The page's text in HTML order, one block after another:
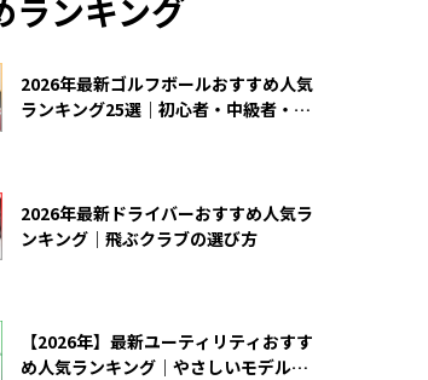
ランキング
2026年最新ゴルフボールおすすめ人気
ランキング25選｜初心者・中級者・上
2026年最新ドライバーおすすめ人気ラ
ンキング｜飛ぶクラブの選び方
【2026年】最新ユーティリティおすす
め人気ランキング｜やさしいモデルの